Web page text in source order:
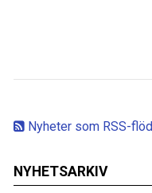
Nyheter som RSS-
NYHETSARKIV